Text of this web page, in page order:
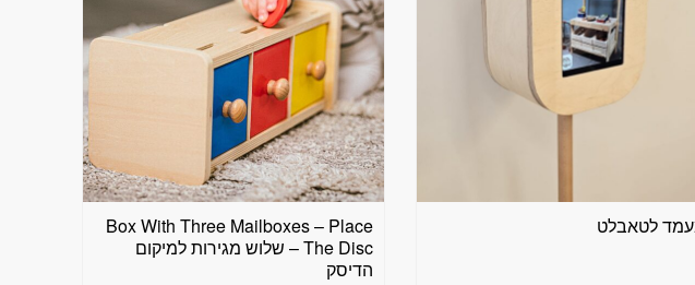
לטאבלט
Box With Three Mailboxes – Place
The Disc – שלוש מגירות למיקום
הדיסק